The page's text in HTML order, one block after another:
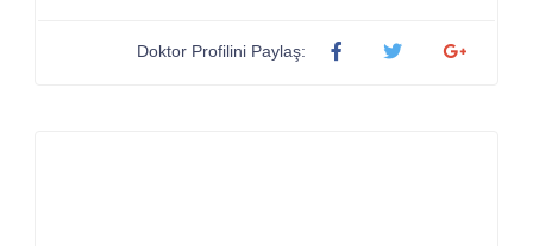
Doktor Profilini Paylaş: